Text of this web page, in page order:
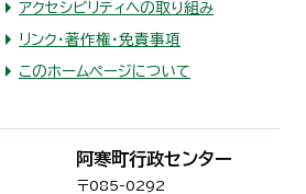
アクセシビリティへの取り組み
リンク・著作権・免責事項
このホームページについて
阿寒町行政センター
〒085-0292